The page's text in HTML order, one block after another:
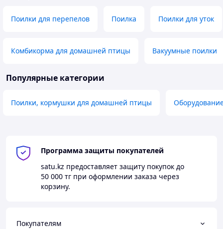
Поилки для перепелов Поилка Поилки для уток
Комбикорма для домашней птицы Вакуумные поилки
Популярные категории
Поилки, кормушки для домашней птицы
Программа защиты покупателей
satu.kz предоставляет защиту покупок до
50 000 тг при оформлении заказа через
корзину.
Покупателям